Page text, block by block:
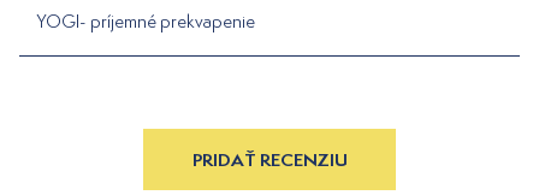
YOGI- príjemné prekvapenie
PRIDAŤ RECENZIU